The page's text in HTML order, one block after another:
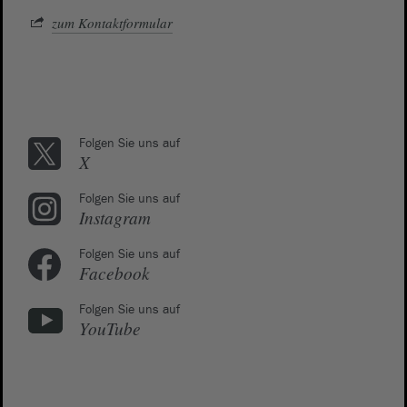
zum Kontaktformular
Folgen Sie uns auf
X
Folgen Sie uns auf
Instagram
Folgen Sie uns auf
Facebook
Folgen Sie uns auf
YouTube